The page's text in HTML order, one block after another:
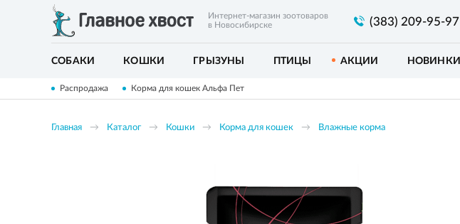
Интернет-магазин зоотоваров
в Новосибирске
(383) 209-95-97
СОБАКИ КОШКИ ГРЫЗУНЫ ПТИЦЫ АКЦИИ НОВИНКИ
Распродажа Корма для кошек Альфа Пет
Главная Каталог Кошки Корма для кошек Влажные корма